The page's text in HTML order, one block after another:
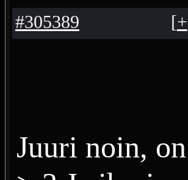
#305389 [+
Juuri noin,